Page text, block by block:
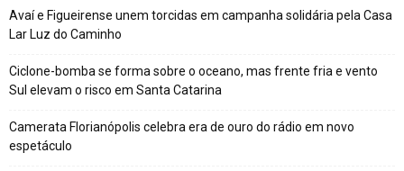
Avaí e Figueirense unem torcidas em campanha solidária pela Casa
Lar Luz do Caminho
Ciclone-bomba se forma sobre o oceano, mas frente fria e vento
Sul elevam o risco em Santa Catarina
Camerata Florianópolis celebra era de ouro do rádio em novo
espetáculo